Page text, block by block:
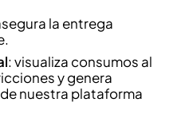
la entrega
: visualiza consumos al
y genera
nuestra plataforma